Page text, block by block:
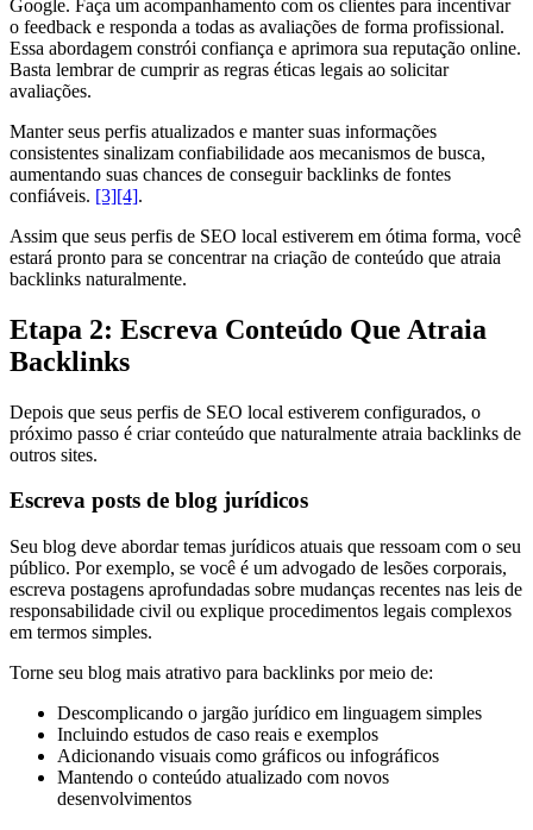
Google. Faça um acompanhamento com os clientes para incentivar
o feedback e responda a todas as avaliações de forma profissional.
Essa abordagem constrói confiança e aprimora sua reputação online.
Basta lembrar de cumprir as regras éticas legais ao solicitar
avaliações.
Manter seus perfis atualizados e manter suas informações
consistentes sinalizam confiabilidade aos mecanismos de busca,
aumentando suas chances de conseguir backlinks de fontes
confiáveis. [3][4].
Assim que seus perfis de SEO local estiverem em ótima forma, você
estará pronto para se concentrar na criação de conteúdo que atraia
backlinks naturalmente.
Etapa 2: Escreva Conteúdo Que Atraia
Backlinks
Depois que seus perfis de SEO local estiverem configurados, o
próximo passo é criar conteúdo que naturalmente atraia backlinks de
outros sites.
Escreva posts de blog jurídicos
Seu blog deve abordar temas jurídicos atuais que ressoam com o seu
público. Por exemplo, se você é um advogado de lesões corporais,
escreva postagens aprofundadas sobre mudanças recentes nas leis de
responsabilidade civil ou explique procedimentos legais complexos
em termos simples.
Torne seu blog mais atrativo para backlinks por meio de:
Descomplicando o jargão jurídico em linguagem simples
Incluindo estudos de caso reais e exemplos
Adicionando visuais como gráficos ou infográficos
Mantendo o conteúdo atualizado com novos
desenvolvimentos